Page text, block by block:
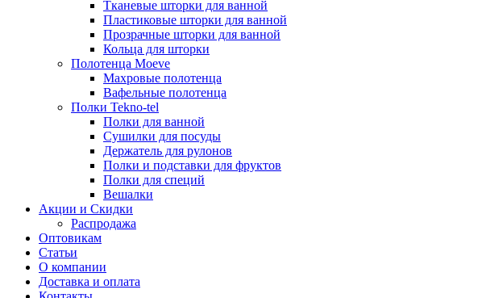
Тканевые шторки для ванной
Пластиковые шторки для ванной
Прозрачные шторки для ванной
Кольца для шторки
Полотенца Moeve
Махровые полотенца
Вафельные полотенца
Полки Tekno-tel
Полки для ванной
Сушилки для посуды
Держатель для рулонов
Полки и подставки для фруктов
Полки для специй
Вешалки
Акции и Скидки
Распродажа
Оптовикам
Статьи
О компании
Доставка и оплата